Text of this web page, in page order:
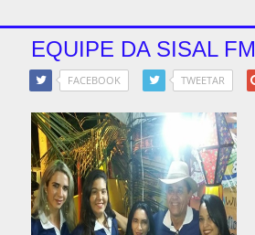
EQUIPE DA SISAL FM
FACEBOOK TWEETAR